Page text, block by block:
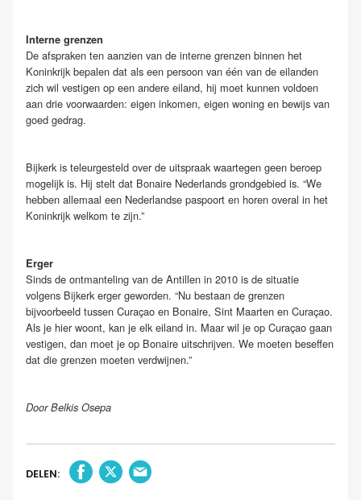
Interne grenzen
De afspraken ten aanzien van de interne grenzen binnen het
Koninkrijk bepalen dat als een persoon van één van de eilanden
zich wil vestigen op een andere eiland, hij moet kunnen voldoen
aan drie voorwaarden: eigen inkomen, eigen woning en bewijs van
goed gedrag.
Bijkerk is teleurgesteld over de uitspraak waartegen geen beroep
mogelijk is. Hij stelt dat Bonaire Nederlands grondgebied is. “We
hebben allemaal een Nederlandse paspoort en horen overal in het
Koninkrijk welkom te zijn.”
Erger
Sinds de ontmanteling van de Antillen in 2010 is de situatie
volgens Bijkerk erger geworden. “Nu bestaan de grenzen
bijvoorbeeld tussen Curaçao en Bonaire, Sint Maarten en Curaçao.
Als je hier woont, kan je elk eiland in. Maar wil je op Curaçao gaan
vestigen, dan moet je op Bonaire uitschrijven. We moeten beseffen
dat die grenzen moeten verdwijnen.”
Door Belkis Osepa
DELEN: